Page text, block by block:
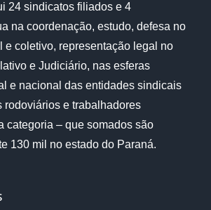
24 sindicatos filiados e 4
na coordenação, estudo, defesa no
e coletivo, representação legal no
e Judiciário, nas esferas
e nacional das entidades sindicais
rodoviários e trabalhadores
categoria – que somados são
130 mil no estado do Paraná.